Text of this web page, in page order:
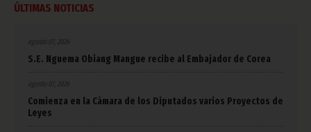
ÚLTIMAS NOTICIAS
agosto 07, 2026
S.E. Nguema Obiang Mangue recibe al Embajador de Corea
agosto 07, 2026
Comienza en la Cámara de los Diputados varios Proyectos de
Leyes